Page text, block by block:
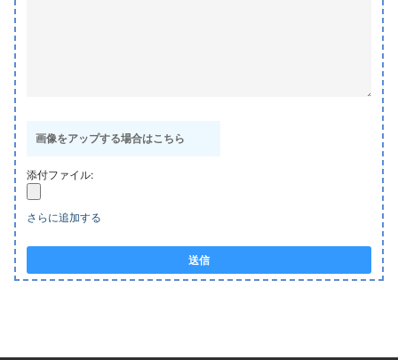
画像をアップする場合はこちら
添付ファイル:
さらに追加する
送信